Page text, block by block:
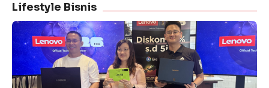
Lifestyle Bisnis